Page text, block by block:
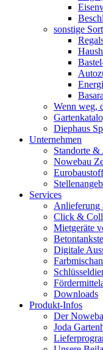
sonstige
Wenn weg,
Diephaus
Unternehmen
Standorte &
Nowebau
Services
Anlieferung
Click &
Mietgeräte
Digitale
Downloads
Produkt-Infos
Der
Joda